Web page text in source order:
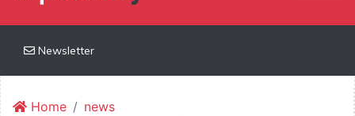
Newsletter
Home
news